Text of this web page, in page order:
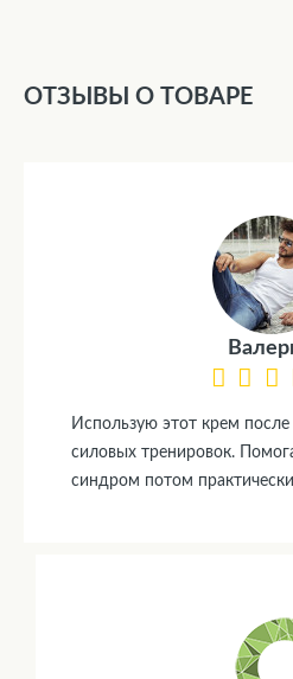
ОТЗЫВЫ О ТОВАРЕ
Использую этот крем
силовых тренировок.
синдром потом практически